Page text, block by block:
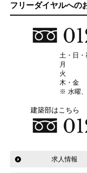
フリーダイヤルへの
土・日・
月
火
木・金
※ 水曜
建築部はこちら
求人情報